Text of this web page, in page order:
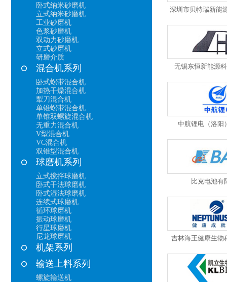
卧式纳米砂磨机
立式纳米砂磨机
工业砂磨机
色浆砂磨机
双动力砂磨机
立式砂磨机
研磨介质
混合机系列
卧式螺带混合机
加热干燥混合机
犁刀混合机
单锥螺带混合机
单锥双螺旋混合机
无重力混合机
V型混合机
VC混合机
双锥型混合机
球磨机系列
立式搅拌球磨机
卧式干法球磨机
卧式湿法球磨机
连续式球磨机
循环球磨机
振动球磨机
行星球磨机
尼龙球磨机
机架系列
输送上料系列
螺旋输送机
无锡东恒新能源
中航锂电（洛阳
比克电池有
吉林海王健康生物